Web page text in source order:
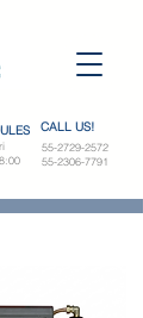
CALL US!
55-2729-2572
55-2306-7791